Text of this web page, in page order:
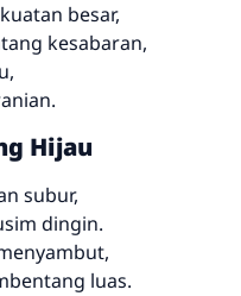
besar,
kesabaran,
Hijau
subur,
dingin.
luas.